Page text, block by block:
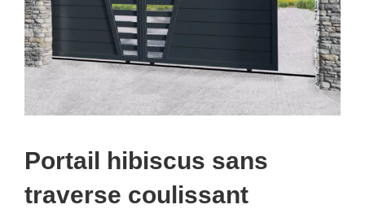
Portail hibiscus sans
traverse coulissant